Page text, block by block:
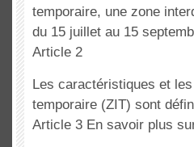
temporaire, une zone
du 15 juillet au 15
Article 2
Les caractéristiques et
temporaire (ZIT) sont
Article 3 En savoir plus